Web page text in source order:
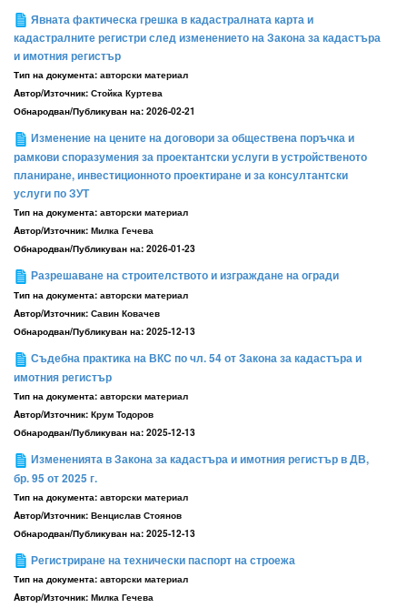
Явната фактическа грешка в кадастралната карта и
кадастралните регистри след изменението на Закона за кадастъра
и имотния регистър
Тип на документа: авторски материал
Aвтор/Източник: Стойка Куртева
Обнародван/Публикуван на: 2026-02-21
Изменение на цените на договори за обществена поръчка и
рамкови споразумения за проектантски услуги в устройс­твеното
планиране, инвестиционното проектиране и за консултантски
услуги по ЗУТ
Тип на документа: авторски материал
Aвтор/Източник: Милка Гечева
Обнародван/Публикуван на: 2026-01-23
Разрешаване на строителството и изграждане на огради
Тип на документа: авторски материал
Aвтор/Източник: Савин Ковачев
Обнародван/Публикуван на: 2025-12-13
Съдебна практика на ВКС по чл. 54 от Закона за кадастъра и
имотния регистър
Тип на документа: авторски материал
Aвтор/Източник: Крум Тодоров
Обнародван/Публикуван на: 2025-12-13
Измененията в Закона за кадастъра и имотния регистър в ДВ,
бр. 95 от 2025 г.
Тип на документа: авторски материал
Aвтор/Източник: Венцислав Стоянов
Обнародван/Публикуван на: 2025-12-13
Регистриране на технически паспорт на строежа
Тип на документа: авторски материал
Aвтор/Източник: Милка Гечева